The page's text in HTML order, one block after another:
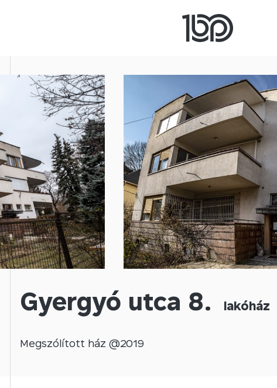
Gyergyó utca 8. lakóház
Megszólított ház @2019